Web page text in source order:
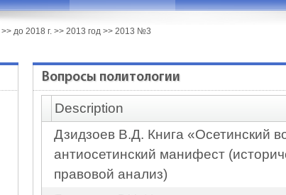
>> до 2018 г. >> 2013 год >> 2013 №3
Вопросы политологии
Description
Дзидзоев В.Д. Книга «Осетинский
антиосетинский манифест
правовой анализ)